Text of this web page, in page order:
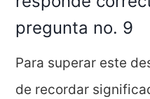
pregunta no. 9
Para superar este
de recordar